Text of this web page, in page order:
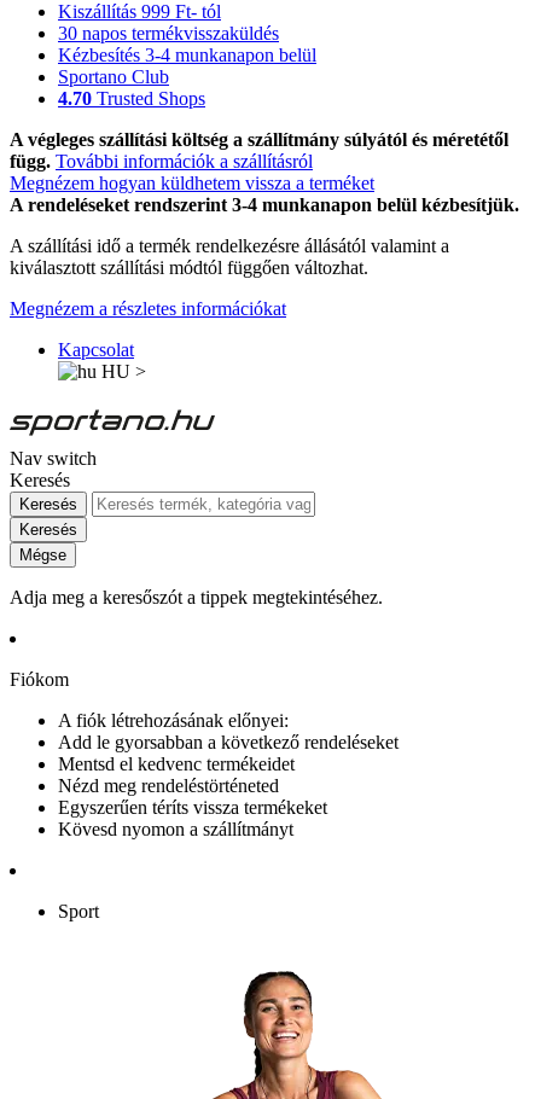
Kiszállítás 999 Ft- tól
30 napos termékvisszaküldés
Kézbesítés 3-4 munkanapon belül
Sportano Club
4.70 Trusted Shops
A végleges szállítási költség a szállítmány súlyától és méretétől
függ. További információk a szállításról
Megnézem hogyan küldhetem vissza a terméket
A rendeléseket rendszerint 3-4 munkanapon belül kézbesítjük.
A szállítási idő a termék rendelkezésre állásától valamint a
kiválasztott szállítási módtól függően változhat.
Megnézem a részletes információkat
Kapcsolat
HU >
Nav switch
Keresés
Keresés
Keresés
Mégse
Adja meg a keresőszót a tippek megtekintéséhez.
Fiókom
A fiók létrehozásának előnyei:
Add le gyorsabban a következő rendeléseket
Mentsd el kedvenc termékeidet
Nézd meg rendeléstörténeted
Egyszerűen téríts vissza termékeket
Kövesd nyomon a szállítmányt
Sport